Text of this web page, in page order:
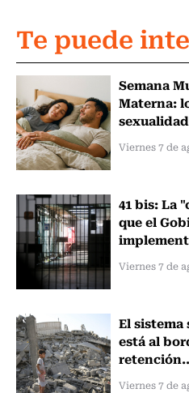
Te puede
Semana
Materna:
Viernes 7 de
41 bis: La
que el
Viernes 7 de
El
está al
Viernes 7 de